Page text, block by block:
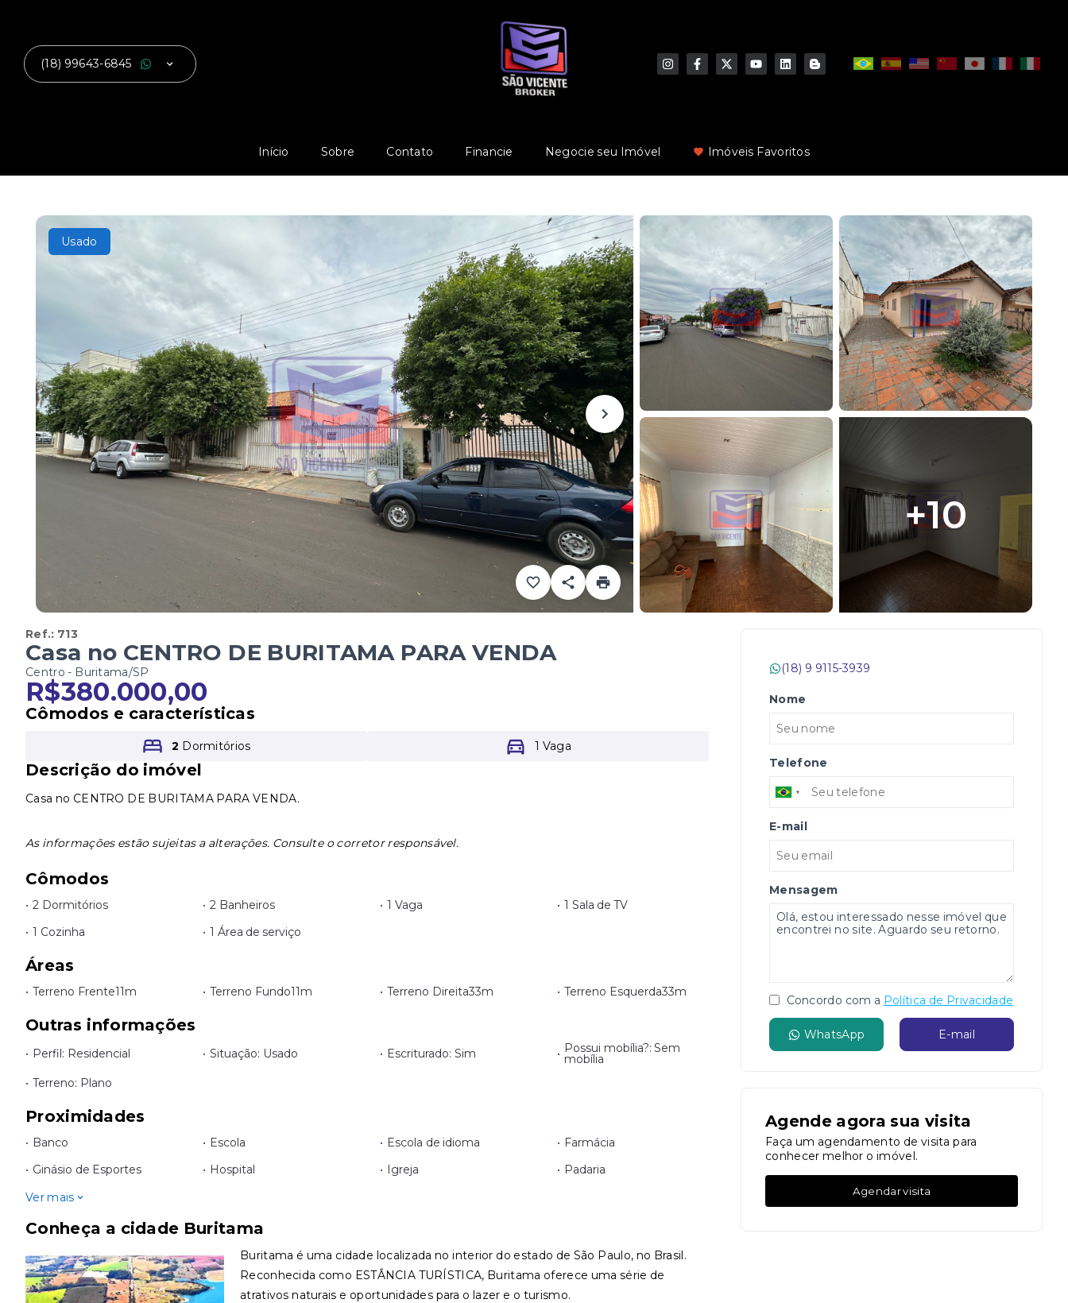
(18) 99643-6845
Início Sobre Contato Financie Negocie seu Imóvel Imóveis Favoritos
Usado
+10
Ref.: 713
Casa no CENTRO DE BURITAMA PARA VENDA
Centro - Buritama/SP
R$380.000,00
Cômodos e características
2 Dormitórios 1 Vaga
Descrição do imóvel
Casa no CENTRO DE BURITAMA PARA VENDA.
As informações estão sujeitas a alterações. Consulte o corretor responsável.
Cômodos
• 2 Dormitórios • 2 Banheiros • 1 Vaga • 1 Sala de TV
• 1 Cozinha • 1 Área de serviço
Áreas
• Terreno Frente11m • Terreno Fundo11m • Terreno Direita33m • Terreno Esquerda33m
Outras informações
• Perfil: Residencial • Situação: Usado • Escriturado: Sim • Possui mobília?: Sem
mobília
• Terreno: Plano
Proximidades
• Banco • Escola • Escola de idioma • Farmácia
• Ginásio de Esportes • Hospital • Igreja • Padaria
Ver mais
Conheça a cidade Buritama
Buritama é uma cidade localizada no interior do estado de São Paulo, no Brasil.
Reconhecida como ESTÂNCIA TURÍSTICA, Buritama oferece uma série de
atrativos naturais e oportunidades para o lazer e o turismo.
(18) 9 9115-3939
Nome
Telefone
E-mail
Mensagem
Concordo com a Política de Privacidade
WhatsApp E-mail
Agende agora sua visita
Faça um agendamento de visita para
conhecer melhor o imóvel.
Agendar visita